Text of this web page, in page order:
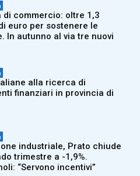
di commercio: oltre 1,3
euro per sostenere le
In autunno al via tre nuovi
alla ricerca di
finanziari in provincia di
industriale, Prato chiude
trimestre a -1,9%.
“Servono incentivi”